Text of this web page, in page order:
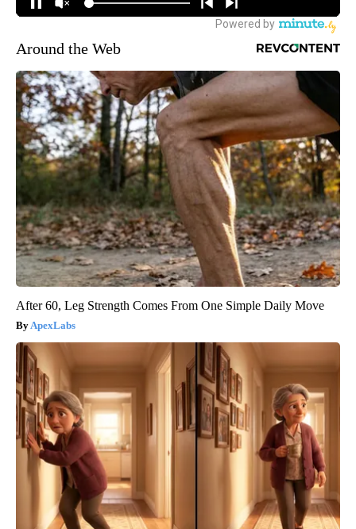
Around the Web
After 60, Leg Strength Comes From One Simple Daily Move
ApexLabs